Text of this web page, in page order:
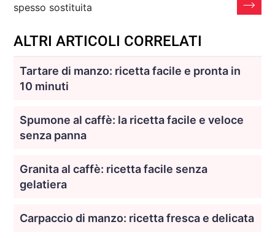
spesso sostituita
ALTRI ARTICOLI CORRELATI
Tartare di manzo: ricetta facile e pronta in
10 minuti
Spumone al caffè: la ricetta facile e veloce
senza panna
Granita al caffè: ricetta facile senza
gelatiera
Carpaccio di manzo: ricetta fresca e delicata